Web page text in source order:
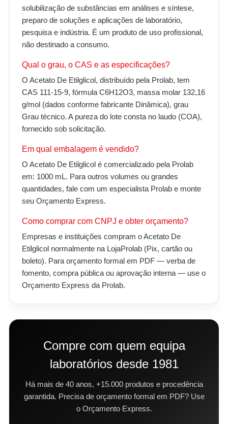
solubilização de substâncias em análises e síntese,
preparo de soluções e aplicações de laboratório,
pesquisa e indústria. É um produto de uso profissional,
não destinado a consumo.
Qual o grau, o CAS e as especificações?
O Acetato De Etilglicol, distribuído pela Prolab, tem
CAS 111-15-9, fórmula C6H12O3, massa molar 132,16
g/mol (dados conforme fabricante Dinâmica), grau
Grau técnico. A pureza do lote consta no laudo (COA),
fornecido sob solicitação.
Em qual embalagem é vendido?
O Acetato De Etilglicol é comercializado pela Prolab
em: 1000 mL. Para outros volumes ou grandes
quantidades, fale com um especialista Prolab e monte
seu Orçamento Express.
Como comprar com CNPJ e obter orçamento?
Empresas e instituições compram o Acetato De
Etilglicol normalmente na LojaProlab (Pix, cartão ou
boleto). Para orçamento formal em PDF — verba de
fomento, compra pública ou aprovação interna — use o
Orçamento Express da Prolab.
Compre com quem equipa
laboratórios desde 1981
Há mais de 40 anos, +15.000 produtos e procedência
garantida. Precisa de orçamento formal em PDF? Use
o Orçamento Express.